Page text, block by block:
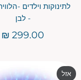
לתינוקות וילדים -
- לבן
299.00 ₪
אזל